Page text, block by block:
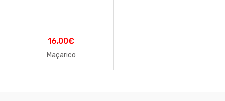
16,00€
Maçarico